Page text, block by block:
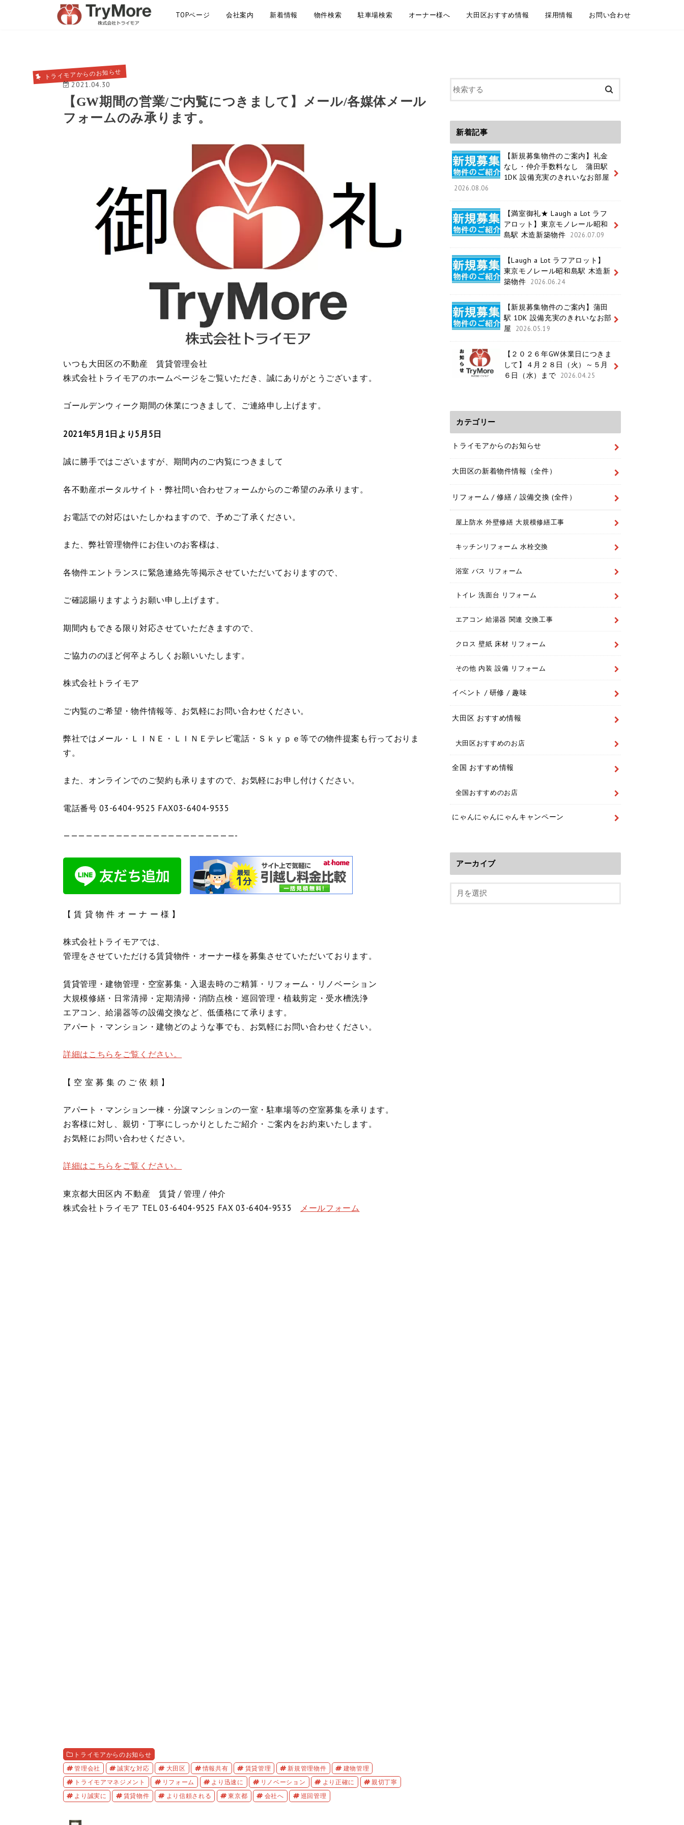
TOPページ 会社案内 新着情報 物件検索 駐車場検索 オーナー様へ 大田区おすすめ情報 採用情報 お問い合わせ
トライモアからのお知らせ
2021.04.30
【GW期間の営業/ご内覧につきまして】メール/各媒体メール
フォームのみ承ります。
いつも大田区の不動産 賃貸管理会社
株式会社トライモアのホームページをご覧いただき、誠にありがとうございます。
ゴールデンウィーク期間の休業につきまして、ご連絡申し上げます。
2021年5月1日より5月5日
誠に勝手ではございますが、期間内のご内覧につきまして
各不動産ポータルサイト・弊社問い合わせフォームからのご希望のみ承ります。
お電話での対応はいたしかねますので、予めご了承ください。
また、弊社管理物件にお住いのお客様は、
各物件エントランスに緊急連絡先等掲示させていただいておりますので、
ご確認賜りますようお願い申し上げます。
期間内もできる限り対応させていただきますので、
ご協力ののほど何卒よろしくお願いいたします。
株式会社トライモア
ご内覧のご希望・物件情報等、お気軽にお問い合わせください。
弊社ではメール・ＬＩＮＥ・ＬＩＮＥテレビ電話・Ｓｋｙｐｅ等での物件提案も行っておりま
す。
また、オンラインでのご契約も承りますので、お気軽にお申し付けください。
電話番号 03-6404-9525 FAX03-6404-9535
———————————————————————-
【 賃 貸 物 件 オ ー ナ ー 様 】
株式会社トライモアでは、
管理をさせていただける賃貸物件・オーナー様を募集させていただいております。
賃貸管理・建物管理・空室募集・入退去時のご精算・リフォーム・リノベーション
大規模修繕・日常清掃・定期清掃・消防点検・巡回管理・植栽剪定・受水槽洗浄
エアコン、給湯器等の設備交換など、低価格にて承ります。
アパート・マンション・建物どのような事でも、お気軽にお問い合わせください。
詳細はこちらをご覧ください。
【 空 室 募 集 の ご 依 頼 】
アパート・マンション一棟・分譲マンションの一室・駐車場等の空室募集を承ります。
お客様に対し、親切・丁寧にしっかりとしたご紹介・ご案内をお約束いたします。
お気軽にお問い合わせください。
詳細はこちらをご覧ください。
東京都大田区内 不動産 賃貸 / 管理 / 仲介
株式会社トライモア TEL 03-6404-9525 FAX 03-6404-9535 メールフォーム
トライモアからのお知らせ
管理会社
誠実な対応 大田区 情報共有 賃貸管理 新規管理物件
建物管理
トライモアマネジメント
リフォーム より迅速に リノベーション より正確に
親切丁寧
より誠実に
賃貸物件 より信頼される 東京都 会社へ 巡回管理
新着記事
【新規募集物件のご案内】礼金
なし・仲介手数料なし 蒲田駅
1DK 設備充実のきれいなお部屋
2026.08.06
【満室御礼★ Laugh a Lot ラフ
アロット】東京モノレール昭和
島駅 木造新築物件
2026.07.09
【Laugh a Lot ラフアロット】
東京モノレール昭和島駅 木造新
築物件
2026.06.24
【新規募集物件のご案内】蒲田
駅 1DK 設備充実のきれいなお部
屋
2026.05.19
【２０２６年GW休業日につきま
して】４月２８日（火）～５月
６日（水）まで
2026.04.25
カテゴリー
トライモアからのお知らせ
大田区の新着物件情報（全件）
リフォーム / 修繕 / 設備交換 (全件）
屋上防水 外壁修繕 大規模修繕工事
キッチンリフォーム 水栓交換
浴室 バス リフォーム
トイレ 洗面台 リフォーム
エアコン 給湯器 関連 交換工事
クロス 壁紙 床材 リフォーム
その他 内装 設備 リフォーム
イベント / 研修 / 趣味
大田区 おすすめ情報
大田区おすすめのお店
全国 おすすめ情報
全国おすすめのお店
にゃんにゃんにゃんキャンペーン
アーカイブ